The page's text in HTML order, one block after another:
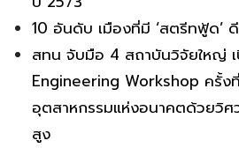
10 อันดับ เมืองที่มี ‘สตรีทฟู้ด’
สทน จับมือ 4 สถาบันวิจัยใหญ่
Engineering Workshop ครั้ง
อุตสาหกรรมแห่งอนาคตด้วยวิศ
สูง